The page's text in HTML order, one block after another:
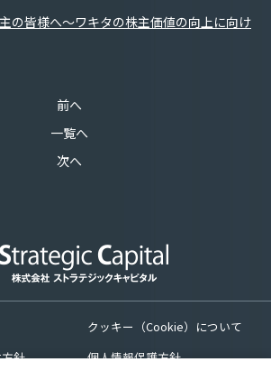
の皆様へ～ワキタの株主価値の向上に向け
前へ
一覧へ
次へ
クッキー（Cookie）について
針
個人情報保護方針